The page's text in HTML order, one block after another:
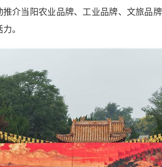
介当阳农业品牌、工业品牌、文旅品
。